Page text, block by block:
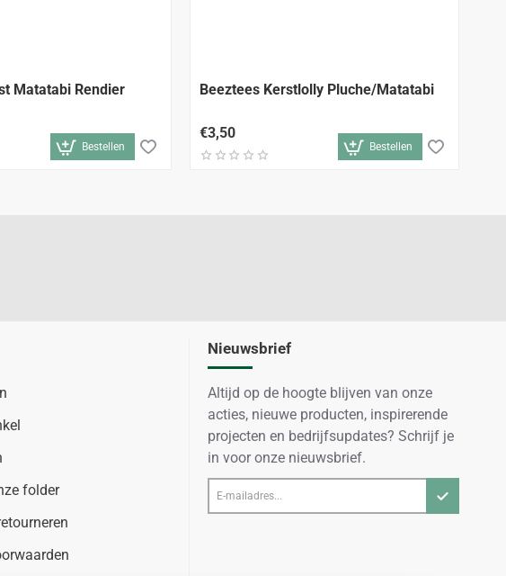
Matatabi Rendier
Bestellen
Beeztees Kerstlolly Pluche/Matatabi
€3,50
Bestellen
folder
Nieuwsbrief
Altijd op de hoogte blijven van onze
acties, nieuwe producten, inspirerende
projecten en bedrijfsupdates? Schrijf je
in voor onze nieuwsbrief.
E-
mailadres...